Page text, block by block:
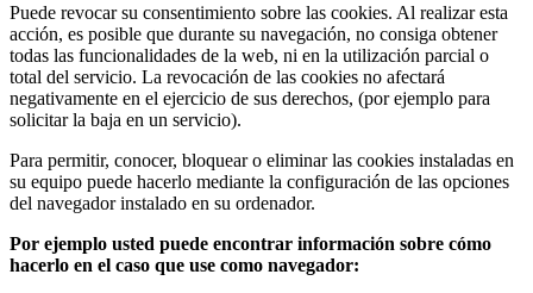
Puede revocar su consentimiento sobre las cookies. Al realizar esta
acción, es posible que durante su navegación, no consiga obtener
todas las funcionalidades de la web, ni en la utilización parcial o
total del servicio. La revocación de las cookies no afectará
negativamente en el ejercicio de sus derechos, (por ejemplo para
solicitar la baja en un servicio).
Para permitir, conocer, bloquear o eliminar las cookies instaladas en
su equipo puede hacerlo mediante la configuración de las opciones
del navegador instalado en su ordenador.
Por ejemplo usted puede encontrar información sobre cómo
hacerlo en el caso que use como navegador: